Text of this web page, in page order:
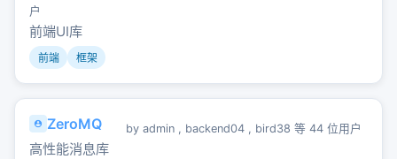
户
前端UI库
前端 框架
ZeroMQ by admin , backend04 , bird38 等 44 位用户
高性能消息库